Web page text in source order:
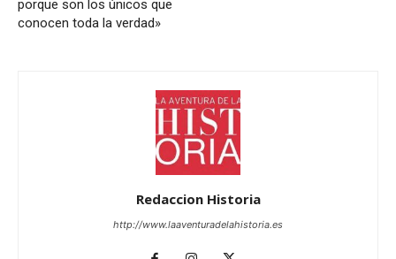
porque son los únicos que
conocen toda la verdad»
Redaccion Historia
http://www.laaventuradelahistoria.es